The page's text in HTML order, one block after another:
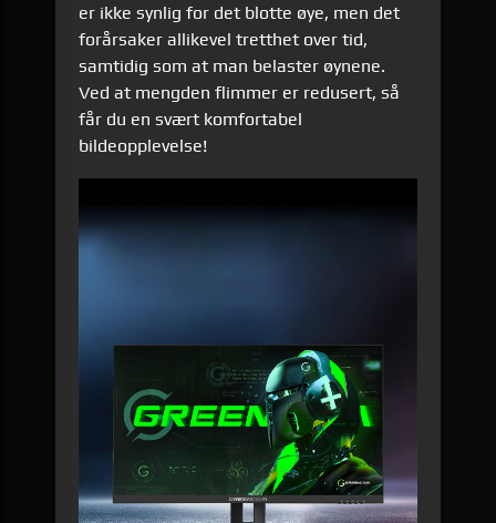
er ikke synlig for det blotte øye, men det
forårsaker allikevel tretthet over tid,
samtidig som at man belaster øynene.
Ved at mengden flimmer er redusert, så
får du en svært komfortabel
bildeopplevelse!